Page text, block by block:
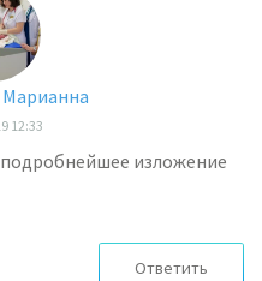
12:33
изложение
Ответить